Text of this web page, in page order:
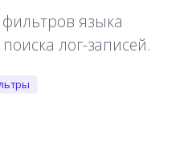
языка
лог-записей.